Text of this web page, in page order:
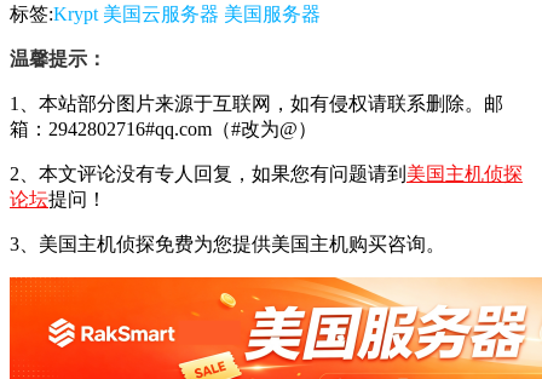
标签:Krypt 美国云服务器 美国服务器
温馨提示：
1、本站部分图片来源于互联网，如有侵权请联系删除。邮
箱：2942802716#qq.com（#改为@）
2、本文评论没有专人回复，如果您有问题请到 美国主机侦探
论坛提问！
3、美国主机侦探免费为您提供美国主机购买咨询。